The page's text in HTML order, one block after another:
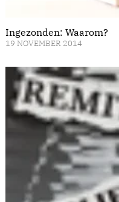
Ingezonden: Waarom?
19 NOVEMBER 2014